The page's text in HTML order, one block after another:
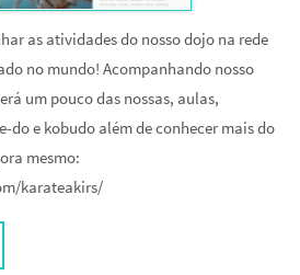
as atividades do nosso dojo na rede
no mundo! Acompanhando nosso
um pouco das nossas, aulas,
do e kobudo além de conhecer mais do
mesmo:
karateakirs/